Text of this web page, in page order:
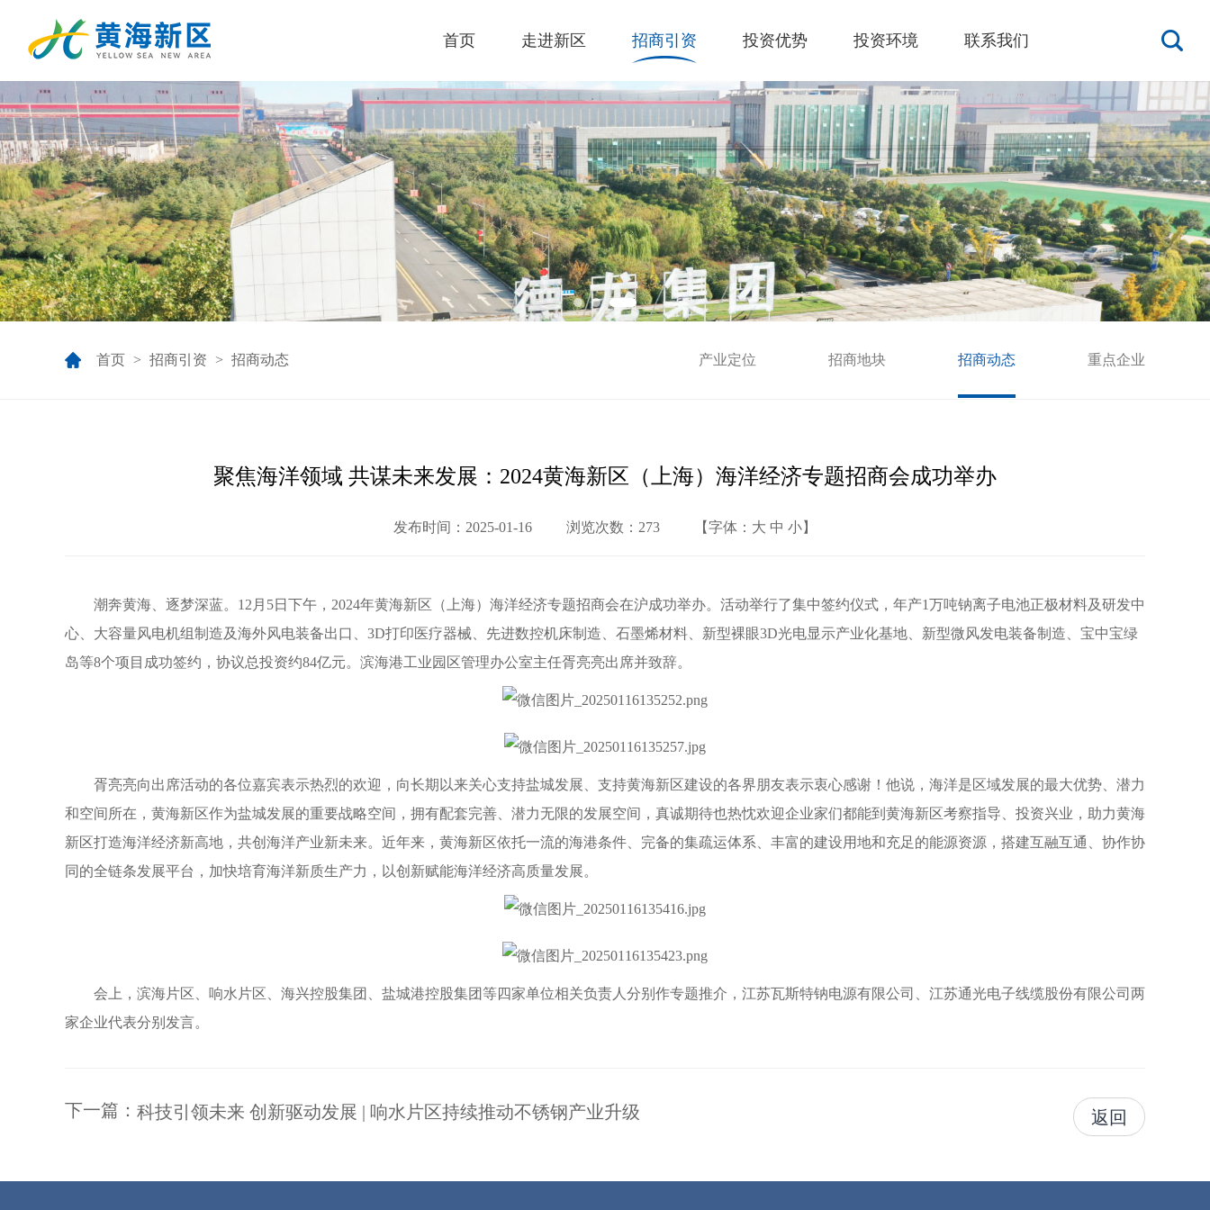
首页 走进新区 招商引资 投资优势 投资环境 联系我们
首页 > 招商引资 > 招商动态 产业定位 招商地块 招商动态 重点企业
聚焦海洋领域 共谋未来发展：2024黄海新区（上海）海洋经济专题招商会成功举办
发布时间：2025-01-16 浏览次数： 273 【字体： 大 中 小】
潮奔黄海、逐梦深蓝。12月5日下午，2024年黄海新区（上海）海洋经济专题招商会在沪成功举办。活动举行了集中签约仪式，年产1万吨钠离子电池正极材料及研发中
心、大容量风电机组制造及海外风电装备出口、3D打印医疗器械、先进数控机床制造、石墨烯材料、新型裸眼3D光电显示产业化基地、新型微风发电装备制造、宝中宝绿
岛等8个项目成功签约，协议总投资约84亿元。滨海港工业园区管理办公室主任胥亮亮出席并致辞。
胥亮亮向出席活动的各位嘉宾表示热烈的欢迎，向长期以来关心支持盐城发展、支持黄海新区建设的各界朋友表示衷心感谢！他说，海洋是区域发展的最大优势、潜力
和空间所在，黄海新区作为盐城发展的重要战略空间，拥有配套完善、潜力无限的发展空间，真诚期待也热忱欢迎企业家们都能到黄海新区考察指导、投资兴业，助力黄海
新区打造海洋经济新高地，共创海洋产业新未来。近年来，黄海新区依托一流的海港条件、完备的集疏运体系、丰富的建设用地和充足的能源资源，搭建互融互通、协作协
同的全链条发展平台，加快培育海洋新质生产力，以创新赋能海洋经济高质量发展。
会上，滨海片区、响水片区、海兴控股集团、盐城港控股集团等四家单位相关负责人分别作专题推介，江苏瓦斯特钠电源有限公司、江苏通光电子线缆股份有限公司两
家企业代表分别发言。
下一篇： 科技引领未来 创新驱动发展 | 响水片区持续推动不锈钢产业升级 返回